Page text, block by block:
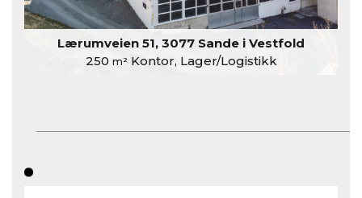
Lærumveien 51, 3077 Sande i Vestfold
250 m²Kontor, Lager/Logistikk